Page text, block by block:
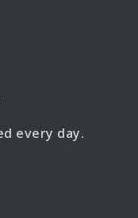
every day.